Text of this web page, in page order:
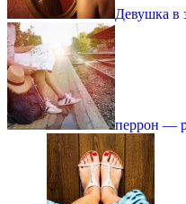
Девушка в
перрон —